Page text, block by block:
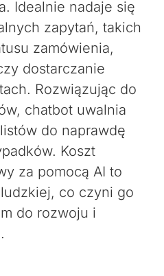
Idealnie nadaje się
zapytań, takich
zamówienia,
dostarczanie
Rozwiązując do
chatbot uwalnia
do naprawdę
Koszt
za pomocą AI to
co czyni go
do rozwoju i